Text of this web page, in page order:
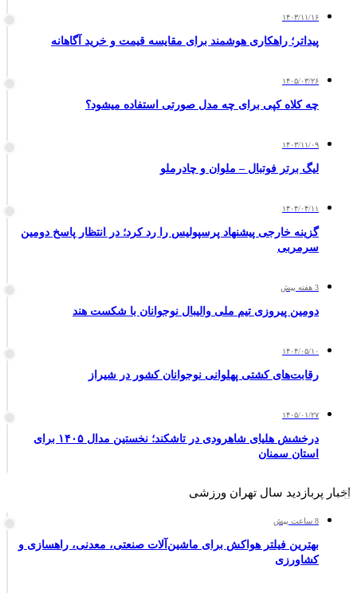
۱۴۰۳/۱۱/۱۶
پیداتر؛ راهکاری هوشمند برای مقایسه قیمت و خرید آگاهانه
۱۴۰۵/۰۳/۲۶
چه کلاه کپی برای چه مدل صورتی استفاده میشود؟
۱۴۰۳/۱۱/۰۹
لیگ برتر فوتبال – ملوان و چادرملو
۱۴۰۴/۰۴/۱۱
گزینه خارجی پیشنهاد پرسپولیس را رد کرد؛ در انتظار پاسخ دومین
سرمربی
3 هفته پیش
دومین پیروزی تیم ملی والیبال نوجوانان با شکست هند
۱۴۰۴/۰۵/۱۰
رقابت‌های کشتی پهلوانی نوجوانان کشور در شیراز
۱۴۰۵/۰۱/۲۷
درخشش هلیای شاهرودی در تاشکند؛ نخستین مدال ۱۴۰۵ برای
استان سمنان
اخبار پربازدید سال تهران ورزشی
8 ساعت پیش
بهترین فیلتر هواکش برای ماشین‌آلات صنعتی، معدنی، راهسازی و
کشاورزی